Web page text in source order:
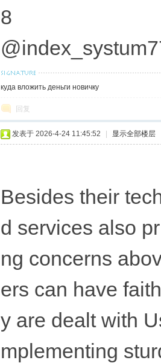
8
куда вложить деньги новичку
回复
发表于 2026-4-24 11:45:52 显示全部楼层
Besides their
d services also
ng concerns
ers can have
y are dealt with
mplementing